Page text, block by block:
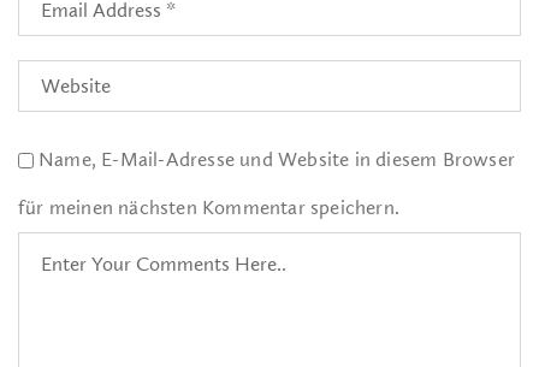
Name, E-Mail-Adresse und Website in diesem Browser
für meinen nächsten Kommentar speichern.